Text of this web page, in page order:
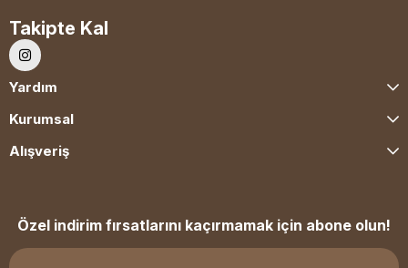
Takipte Kal
Yardım
Kurumsal
Alışveriş
Özel indirim fırsatlarını kaçırmamak için abone olun!